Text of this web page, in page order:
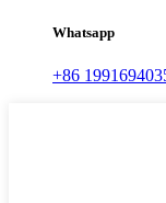
Whatsapp
+86